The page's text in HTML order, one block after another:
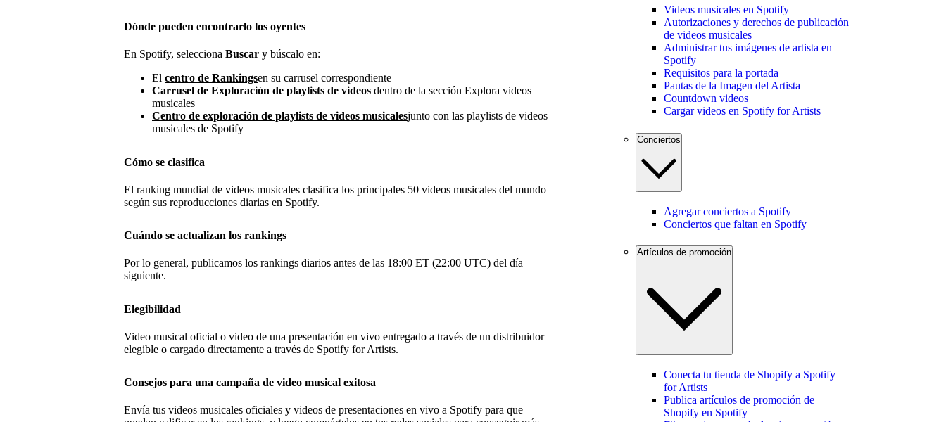
Dónde pueden encontrarlo los oyentes
En Spotify, selecciona Buscar y búscalo en:
El centro de Rankingsen su carrusel correspondiente
Carrusel de Exploración de playlists de videos dentro de la sección Explora videos
musicales
Centro de exploración de playlists de videos musicalesjunto con las playlists de videos
musicales de Spotify
Cómo se clasifica
El ranking mundial de videos musicales clasifica los principales 50 videos musicales del mundo
según sus reproducciones diarias en Spotify.
Cuándo se actualizan los rankings
Por lo general, publicamos los rankings diarios antes de las 18:00 ET (22:00 UTC) del día
siguiente.
Elegibilidad
Video musical oficial o video de una presentación en vivo entregado a través de un distribuidor
elegible o cargado directamente a través de Spotify for Artists.
Consejos para una campaña de video musical exitosa
Envía tus videos musicales oficiales y videos de presentaciones en vivo a Spotify para que
Videos musicales en Spotify
Autorizaciones y derechos de publicación
de videos musicales
Administrar tus imágenes de artista en
Spotify
Requisitos para la portada
Pautas de la Imagen del Artista
Countdown videos
Cargar videos en Spotify for Artists
Conciertos
Agregar conciertos a Spotify
Conciertos que faltan en Spotify
Artículos de promoción
Conecta tu tienda de Shopify a Spotify
for Artists
Publica artículos de promoción de
Shopify en Spotify